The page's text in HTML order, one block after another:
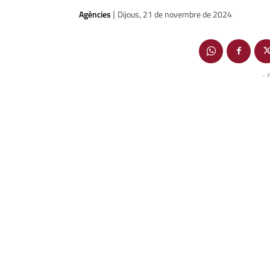
Agències | Dijous, 21 de novembre de 2024
-